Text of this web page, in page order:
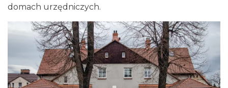
domach urzędniczych.